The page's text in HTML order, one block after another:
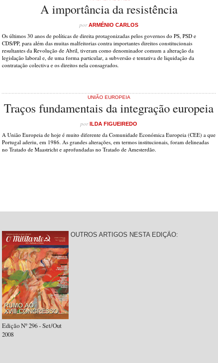
A importância da resistência
porARMÉNIO CARLOS
Os últimos 30 anos de políticas de direita protagonizadas pelos governos do PS, PSD e
CDS/PP, para além das muitas malfeitorias contra importantes direitos constitucionais
resultantes da Revolução de Abril, tiveram como denominador comum a alteração da
legislação laboral e, de uma forma particular, a subversão e tentativa de liquidação da
contratação colectiva e os direitos nela consagrados.
UNIÃO EUROPEIA
Traços fundamentais da integração europeia
por ILDA FIGUEIREDO
A União Europeia de hoje é muito diferente da Comunidade Económica Europeia (CEE) a que
Portugal aderiu, em 1986. As grandes alterações, em termos institucionais, foram delineadas
no Tratado de Maastricht e aprofundadas no Tratado de Amesterdão.
Edição Nº 296 - Set/Out
2008
OUTROS ARTIGOS NESTA EDIÇÃO: